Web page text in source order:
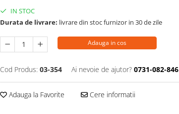
IN STOC
Durata de livrare: livrare din stoc furnizor in 30 de zile
Adauga in cos
Cod Produs: 03-354 Ai nevoie de ajutor? 0731-082-846
Adauga la Favorite Cere informatii